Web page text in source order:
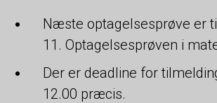
Næste optagelsesprøve er
11. Optagelsesprøven i
Der er deadline for
12.00 præcis.